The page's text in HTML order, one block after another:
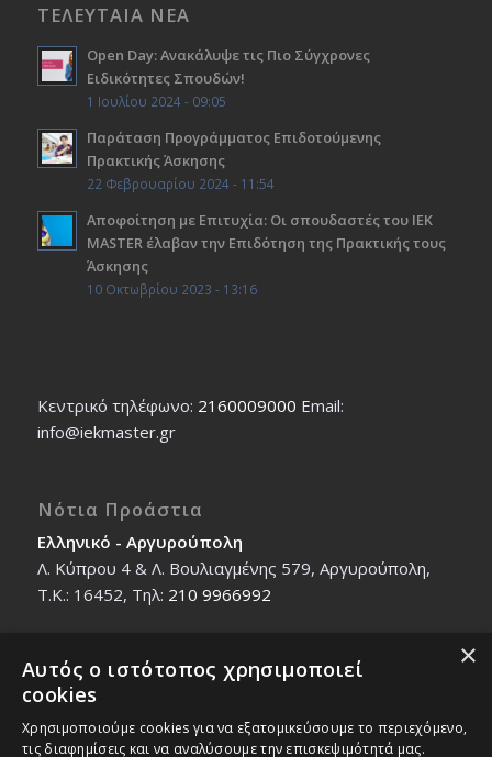
ΤΕΛΕΥΤΑΙΑ ΝΕΑ
Open Day: Ανακάλυψε τις Πιο Σύγχρονες
Ειδικότητες Σπουδών!
1 Ιουλίου 2024 - 09:05
Παράταση Προγράμματος Επιδοτούμενης
Πρακτικής Άσκησης
22 Φεβρουαρίου 2024 - 11:54
Αποφοίτηση με Επιτυχία: Οι σπουδαστές του ΙΕΚ
ΜΑSTER έλαβαν την Επιδότηση της Πρακτικής τους
Άσκησης
10 Οκτωβρίου 2023 - 13:16
Κεντρικό τηλέφωνο: 2160009000 Εmail:
info@iekmaster.gr
Νότια Προάστια
Ελληνικό - Αργυρούπολη
Λ. Κύπρου 4 & Λ. Βουλιαγμένης 579, Αργυρούπολη,
T.K.: 16452, Τηλ: 210 9966992
Βόρεια Προάστια
Νέο Ηράκλειο - Μαρούσι
Ζαλοκώστα 18 & Εμμανουήλ Παπαδάκη 12, T.K.:
×
Αυτός ο ιστότοπος χρησιμοποιεί
cookies
Χρησιμοποιούμε cookies για να εξατομικεύσουμε το περιεχόμενο,
τις διαφημίσεις και να αναλύσουμε την επισκεψιμότητά μας.